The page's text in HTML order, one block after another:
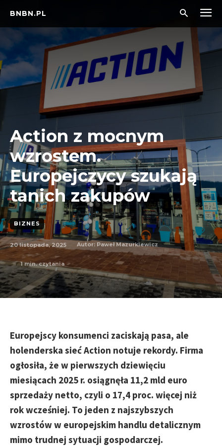
BNBN.PL
Action z mocnym
wzrostem.
Europejczycy szukają
tanich zakupów
BIZNES
20 listopada, 2025 Autor: Paweł Mazurkiewicz
1min. czytania
Europejscy konsumenci zaciskają pasa, ale
holenderska sieć Action notuje rekordy. Firma
ogłosiła, że w pierwszych dziewięciu
miesiącach 2025 r. osiągnęła 11,2 mld euro
sprzedaży netto, czyli o 17,4 proc. więcej niż
rok wcześniej. To jeden z najszybszych
wzrostów w europejskim handlu detalicznym
mimo trudnej sytuacji gospodarczej.